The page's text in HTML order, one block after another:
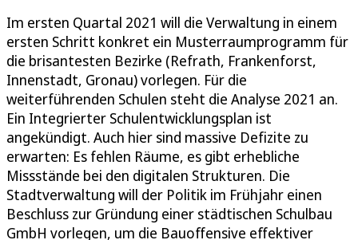
Im ersten Quartal 2021 will die Verwaltung in einem
ersten Schritt konkret ein Musterraumprogramm für
die brisantesten Bezirke (Refrath, Frankenforst,
Innenstadt, Gronau) vorlegen. Für die
weiterführenden Schulen steht die Analyse 2021 an.
Ein Integrierter Schulentwicklungsplan ist
angekündigt. Auch hier sind massive Defizite zu
erwarten: Es fehlen Räume, es gibt erhebliche
Missstände bei den digitalen Strukturen. Die
Stadtverwaltung will der Politik im Frühjahr einen
Beschluss zur Gründung einer städtischen Schulbau
GmbH vorlegen, um die Bauoffensive effektiver